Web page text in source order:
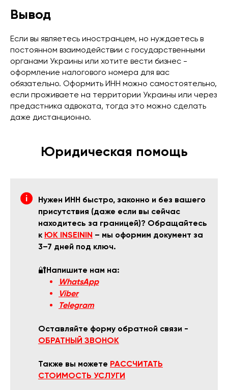
Вывод
Если вы являетесь иностранцем, но нуждаетесь в
постоянном взаимодействии с государственными
органами Украины или хотите вести бизнес -
оформление налогового номера для вас
обязательно. Оформить ИНН можно самостоятельно,
если проживаете на территории Украины или через
предастника адвоката, тогда это можно сделать
даже дистанционно.
Юридическая помощь
Нужен ИНН быстро, законно и без вашего
присутствия (даже если вы сейчас
находитесь за границей)? Обращайтесь
к ЮК INSEININ – мы оформим документ за
3–7 дней под ключ.
🔐Напишите нам на:
WhatsApp
Viber
Telegram
Оставляйте форму обратной связи -
ОБРАТНЫЙ ЗВОНОК
Также вы можете РАССЧИТАТЬ
СТОИМОСТЬ УСЛУГИ